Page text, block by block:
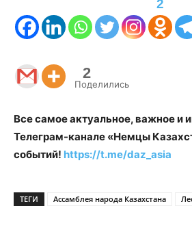
2
2
Поделились
Все самое актуальное, важное и
Телеграм-канале «Немцы
событий! https://t.me/daz_asia
ТЕГИ Ассамблея народа Казахстана